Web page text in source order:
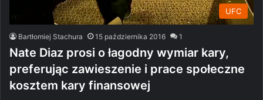
UFC
Bartłomiej Stachura 15 października 2016 1
Nate Diaz prosi o łagodny wymiar kary,
preferując zawieszenie i prace społeczne
kosztem kary finansowej